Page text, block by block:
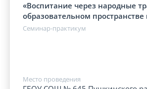
«Воспитание через народные
образовательном
Семинар-практикум
Место проведения